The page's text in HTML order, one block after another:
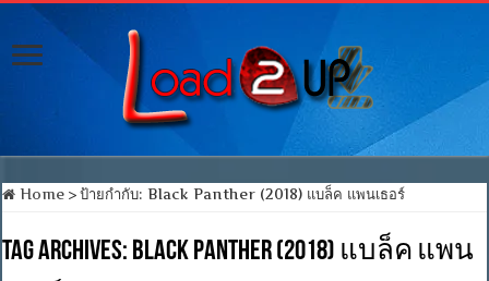
Home > ป้ายกำกับ:Black Panther (2018) แบล็ค แพนเธอร์
Tag Archives: Black Panther (2018) แบล็ค แพน